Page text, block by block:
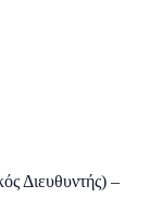
Διευθυντής) –